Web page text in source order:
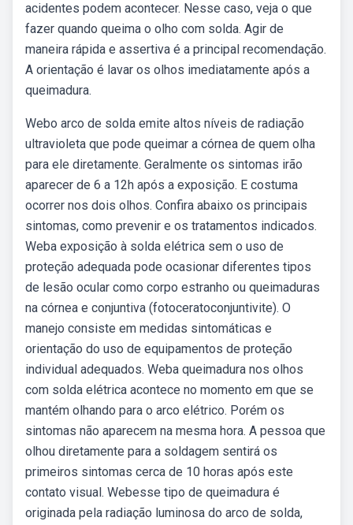
acidentes podem acontecer. Nesse caso, veja o que
fazer quando queima o olho com solda. Agir de
maneira rápida e assertiva é a principal recomendação.
A orientação é lavar os olhos imediatamente após a
queimadura.
Webo arco de solda emite altos níveis de radiação
ultravioleta que pode queimar a córnea de quem olha
para ele diretamente. Geralmente os sintomas irão
aparecer de 6 a 12h após a exposição. E costuma
ocorrer nos dois olhos. Confira abaixo os principais
sintomas, como prevenir e os tratamentos indicados.
Weba exposição à solda elétrica sem o uso de
proteção adequada pode ocasionar diferentes tipos
de lesão ocular como corpo estranho ou queimaduras
na córnea e conjuntiva (fotoceratoconjuntivite). O
manejo consiste em medidas sintomáticas e
orientação do uso de equipamentos de proteção
individual adequados. Weba queimadura nos olhos
com solda elétrica acontece no momento em que se
mantém olhando para o arco elétrico. Porém os
sintomas não aparecem na mesma hora. A pessoa que
olhou diretamente para a soldagem sentirá os
primeiros sintomas cerca de 10 horas após este
contato visual. Webesse tipo de queimadura é
originada pela radiação luminosa do arco de solda,